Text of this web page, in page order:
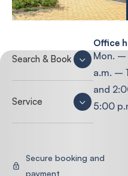
Search & Book
Service
Office
Mon.
a.m. –
and
5:00
Secure booking and
payment